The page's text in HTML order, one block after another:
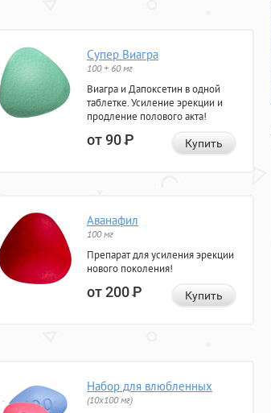
Супер Виагра
100 + 60 мг
Виагра и Дапоксетин в одной
таблетке. Усиление эрекции и
продление полового акта!
от 90Р Купить
Аванафил
100 мг
Препарат для усиления эрекции
нового поколения!
от 200Р Купить
Набор для влюбленных
(10х100 мг)